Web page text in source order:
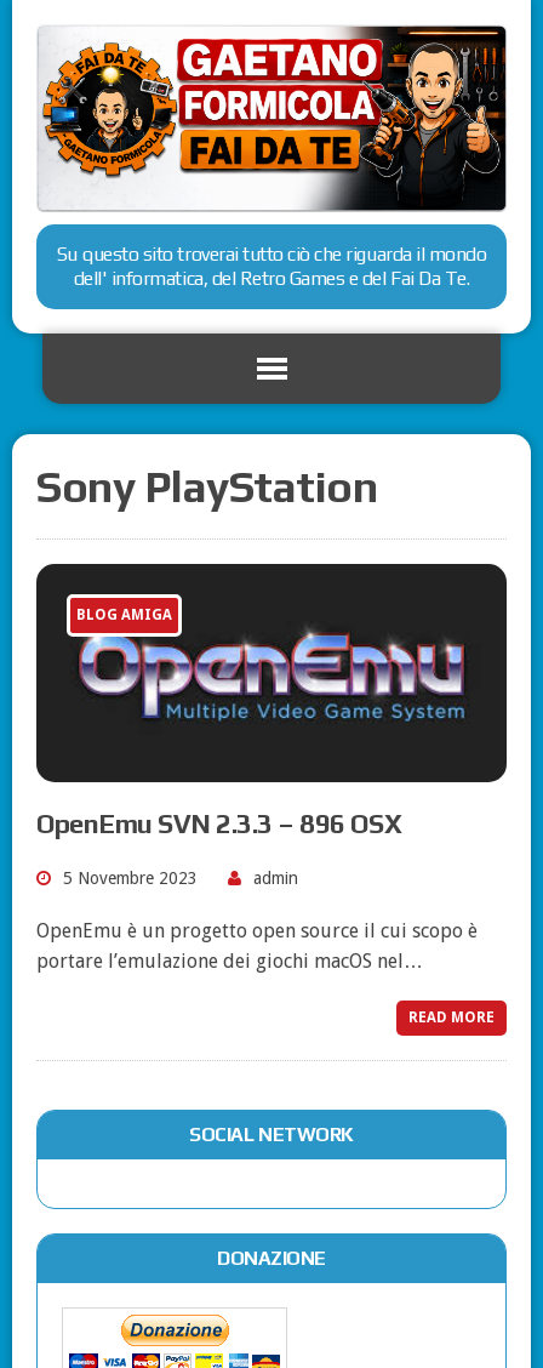
Su questo sito troverai tutto ciò che riguarda il mondo
dell' informatica, del Retro Games e del Fai Da Te.
Sony PlayStation
BLOG AMIGA
OpenEmu SVN 2.3.3 – 896 OSX
5 Novembre 2023 admin
OpenEmu è un progetto open source il cui scopo è
portare l’emulazione dei giochi macOS nel…
READ MORE
SOCIAL NETWORK
DONAZIONE